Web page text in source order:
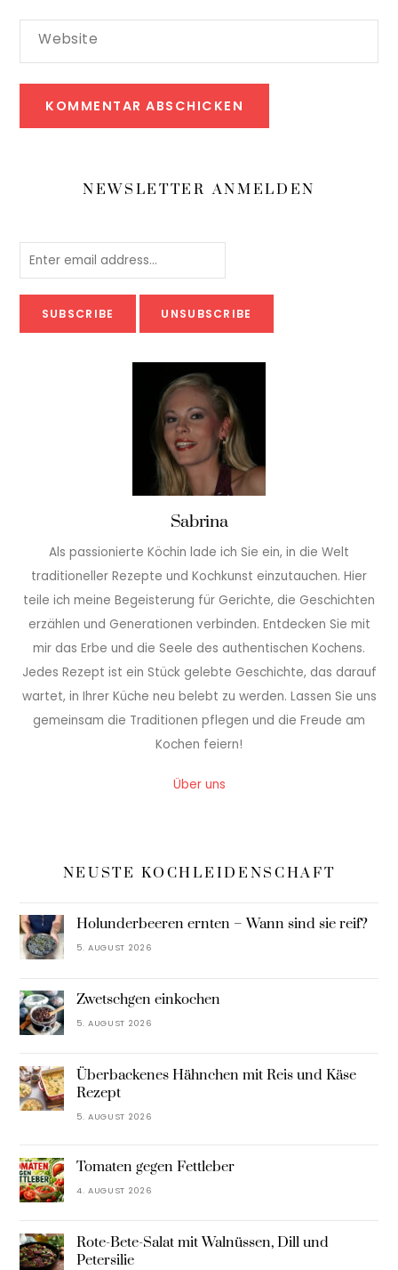
Website
NEWSLETTER ANMELDEN
Sabrina
Als passionierte Köchin lade ich Sie ein, in die Welt
traditioneller Rezepte und Kochkunst einzutauchen. Hier
teile ich meine Begeisterung für Gerichte, die Geschichten
erzählen und Generationen verbinden. Entdecken Sie mit
mir das Erbe und die Seele des authentischen Kochens.
Jedes Rezept ist ein Stück gelebte Geschichte, das darauf
wartet, in Ihrer Küche neu belebt zu werden. Lassen Sie uns
gemeinsam die Traditionen pflegen und die Freude am
Kochen feiern!
Über uns
NEUSTE KOCHLEIDENSCHAFT
Holunderbeeren ernten – Wann sind sie reif?
5. AUGUST 2026
Zwetschgen einkochen
5. AUGUST 2026
Überbackenes Hähnchen mit Reis und Käse
Rezept
5. AUGUST 2026
Tomaten gegen Fettleber
4. AUGUST 2026
Rote-Bete-Salat mit Walnüssen, Dill und
Petersilie